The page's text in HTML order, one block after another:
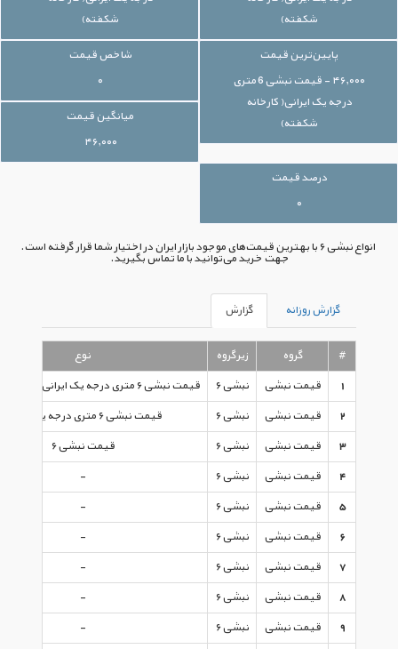
شکفته)
شکفته)
پایین‌ترین قیمت
۴۶,۰۰۰ - قیمت نبشی 6 متری
درجه یک ایرانی( کارخانه
شکفته)
شاخص قیمت
۰
میانگین قیمت
۴۶,۰۰۰
درصد قیمت
۰
انواع نبشی ۶ با بهترین قیمت‌های موجود بازار ایران در اختیار شما قرار گرفته است.
جهت خرید می‌توانید با ما تماس بگیرید.
گزارش روزانه گزارش
# گروه زیرگروه
نوع
1
قیمت نبشی نبشی ۶
قیمت نبشی ۶ متری درجه یک ایرانی( کارخانه شکفته)
2
قیمت نبشی نبشی ۶
قیمت نبشی ۶ متری درجه یک ایرانی
3
قیمت نبشی نبشی ۶
قیمت نبشی ۶
4
قیمت نبشی نبشی ۶
-
5
قیمت نبشی نبشی ۶
-
6
قیمت نبشی نبشی ۶
-
7
قیمت نبشی نبشی ۶
-
8
قیمت نبشی نبشی ۶
-
9
قیمت نبشی نبشی ۶
-